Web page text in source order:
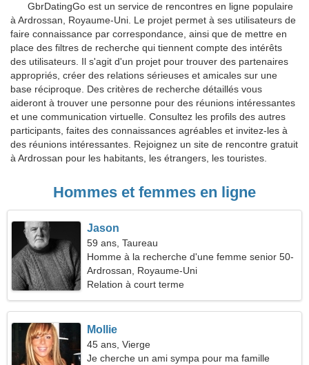
GbrDatingGo est un service de rencontres en ligne populaire
à Ardrossan, Royaume-Uni. Le projet permet à ses utilisateurs de
faire connaissance par correspondance, ainsi que de mettre en
place des filtres de recherche qui tiennent compte des intérêts
des utilisateurs. Il s'agit d'un projet pour trouver des partenaires
appropriés, créer des relations sérieuses et amicales sur une
base réciproque. Des critères de recherche détaillés vous
aideront à trouver une personne pour des réunions intéressantes
et une communication virtuelle. Consultez les profils des autres
participants, faites des connaissances agréables et invitez-les à
des réunions intéressantes. Rejoignez un site de rencontre gratuit
à Ardrossan pour les habitants, les étrangers, les touristes.
Hommes et femmes en ligne
Jason
59 ans, Taureau
Homme à la recherche d'une femme senior 50-
54
Ardrossan, Royaume-Uni
Relation à court terme
Mollie
45 ans, Vierge
Je cherche un ami sympa pour ma famille